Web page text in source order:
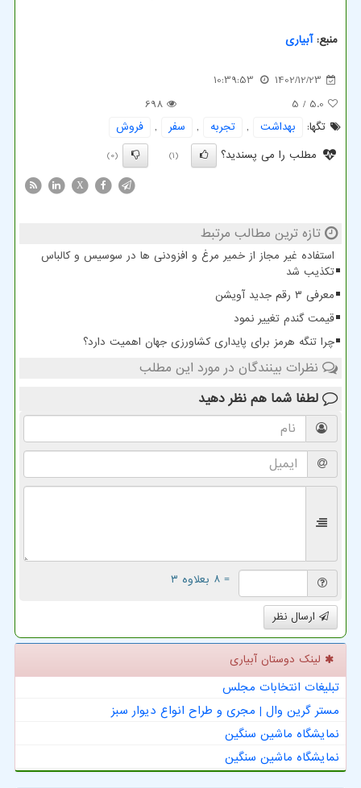
منبع:آبیاری
1402/12/23
10:39:53
5.0
/ 5
698
تگها:
بهداشت , تجربه , سفر ,
فروش
مطلب را می پسندید؟
(1)
(0)
X
تازه ترین مطالب مرتبط
استفاده غیر مجاز از خمیر مرغ و افزودنی ها در سوسیس و کالباس
تکذیب شد
معرفی ۳ رقم جدید آویشن
قیمت گندم تغییر نمود
چرا تنگه هرمز برای پایداری کشاورزی جهان اهمیت دارد؟
نظرات بینندگان در مورد این مطلب
لطفا شما هم نظر دهید
= ۸ بعلاوه ۳
ارسال نظر
لینک دوستان آبیاری
تبلیغات انتخابات مجلس
مستر گرین وال | مجری و طراح انواع دیوار سبز
نمایشگاه ماشین سنگین
نمایشگاه ماشین سنگین